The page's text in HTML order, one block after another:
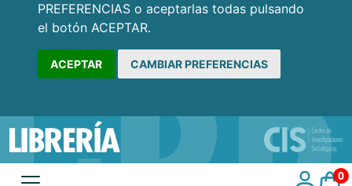
PREFERENCIAS o aceptarlas todas pulsando
el botón ACEPTAR.
ACEPTAR CAMBIAR PREFERENCIAS
0